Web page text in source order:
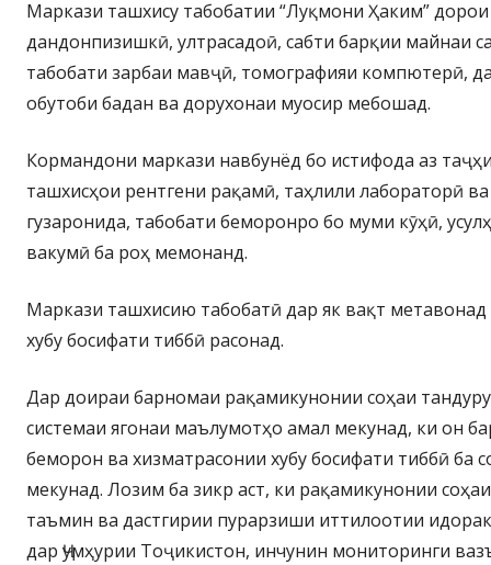
Маркази ташхису табобатии “Луқмони Ҳаким”
дандонпизишкӣ, ултрасадоӣ, сабти барқии майнаи
табобати зарбаи мавҷӣ, томографияи компютерӣ,
обутоби бадан ва дорухонаи муосир мебошад.
Кормандони маркази навбунёд бо истифода аз
ташхисҳои рентгени рақамӣ, таҳлили лабораторӣ
гузаронида, табобати беморонро бо муми кӯҳӣ,
вакумӣ ба роҳ мемонанд.
Маркази ташхисию табобатӣ дар як вақт
хубу босифати тиббӣ расонад.
Дар доираи барномаи рақамикунонии соҳаи
системаи ягонаи маълумотҳо амал мекунад, ки он
беморон ва хизматрасонии хубу босифати тиббӣ ба
мекунад. Лозим ба зикр аст, ки рақамикунонии
таъмин ва дастгирии пурарзиши иттилоотии
дар Ҷумҳурии Тоҷикистон, инчунин мониторинги